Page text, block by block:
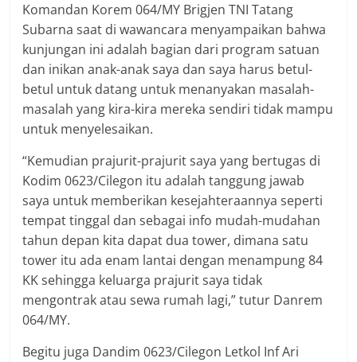
Komandan Korem 064/MY Brigjen TNI Tatang
Subarna saat di wawancara menyampaikan bahwa
kunjungan ini adalah bagian dari program satuan
dan inikan anak-anak saya dan saya harus betul-
betul untuk datang untuk menanyakan masalah-
masalah yang kira-kira mereka sendiri tidak mampu
untuk menyelesaikan.
“Kemudian prajurit-prajurit saya yang bertugas di
Kodim 0623/Cilegon itu adalah tanggung jawab
saya untuk memberikan kesejahteraannya seperti
tempat tinggal dan sebagai info mudah-mudahan
tahun depan kita dapat dua tower, dimana satu
tower itu ada enam lantai dengan menampung 84
KK sehingga keluarga prajurit saya tidak
mengontrak atau sewa rumah lagi,” tutur Danrem
064/MY.
Begitu juga Dandim 0623/Cilegon Letkol Inf Ari